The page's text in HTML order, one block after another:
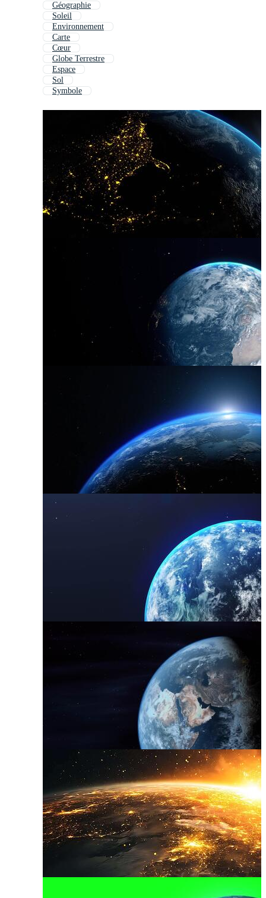
Géographie
Soleil
Environnement
Carte
Cœur
Globe Terrestre
Espace
Sol
Symbole